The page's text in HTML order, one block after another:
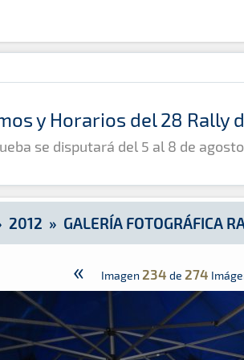
2012
y Horarios del 28 Rally
se disputará del 5 al 8 de
2012 » GALERÍA FOTOGRÁFICA
« Imagen 234 de 274